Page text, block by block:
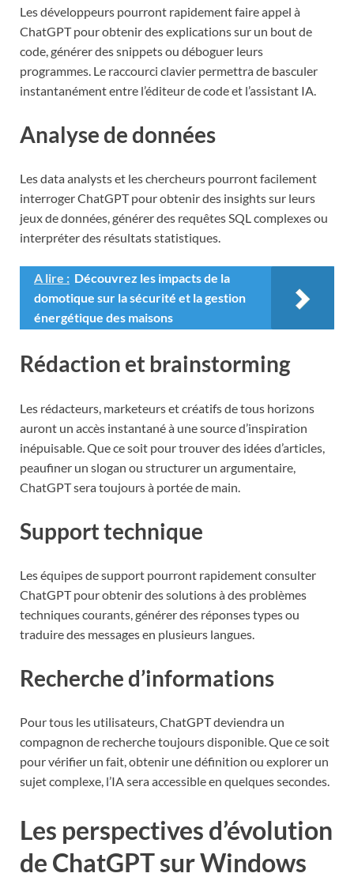
Les développeurs pourront rapidement faire appel à
ChatGPT pour obtenir des explications sur un bout de
code, générer des snippets ou déboguer leurs
programmes. Le raccourci clavier permettra de basculer
instantanément entre l’éditeur de code et l’assistant IA.
Analyse de données
Les data analysts et les chercheurs pourront facilement
interroger ChatGPT pour obtenir des insights sur leurs
jeux de données, générer des requêtes SQL complexes ou
interpréter des résultats statistiques.
A lire : Découvrez les impacts de la
domotique sur la sécurité et la gestion
énergétique des maisons
Rédaction et brainstorming
Les rédacteurs, marketeurs et créatifs de tous horizons
auront un accès instantané à une source d’inspiration
inépuisable. Que ce soit pour trouver des idées d’articles,
peaufiner un slogan ou structurer un argumentaire,
ChatGPT sera toujours à portée de main.
Support technique
Les équipes de support pourront rapidement consulter
ChatGPT pour obtenir des solutions à des problèmes
techniques courants, générer des réponses types ou
traduire des messages en plusieurs langues.
Recherche d’informations
Pour tous les utilisateurs, ChatGPT deviendra un
compagnon de recherche toujours disponible. Que ce soit
pour vérifier un fait, obtenir une définition ou explorer un
sujet complexe, l’IA sera accessible en quelques secondes.
Les perspectives d’évolution
de ChatGPT sur Windows